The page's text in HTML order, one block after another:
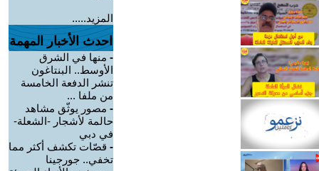
المزيد.....
احدث الأخبار المهمة
- منها في الشرق
الأوسط.. البنتاغون
تنشر الدفعة الخامسة
من ملفا ...
- مصور يوثّق مشاهد
حالمة لأشجار -الشعلة-
في دبي
- قصّات تكشف أكثر مما
تخفي.. جورجينا